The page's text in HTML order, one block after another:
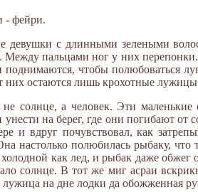
- фейри.
девушки с длинными зелеными
пальцами ног у них
поднимаются, чтобы полюбоваться
них остаются лишь крохотные
солнце, а человек. Эти
на берег, где они погибают от
и вдруг почувствовал, как
настолько полюбилась рыбаку, что
как лед, и рыбак даже обжег
солнце. В тот же миг асраи
на дне лодки да обожженная